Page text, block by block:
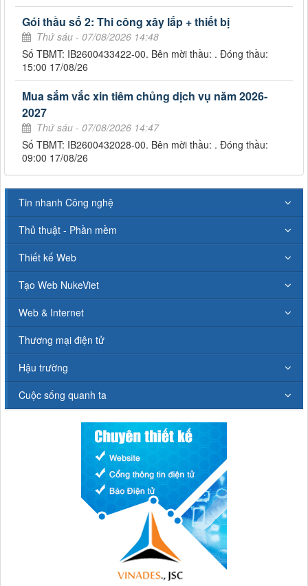
Gói thầu số 2: Thi công xây lắp + thiết bị
Thứ sáu - 07/08/2026 14:48
Số TBMT: IB2600433422-00. Bên mời thầu: . Đóng thầu:
15:00 17/08/26
Mua sắm vắc xin tiêm chủng dịch vụ năm 2026-
2027
Thứ sáu - 07/08/2026 14:47
Số TBMT: IB2600432028-00. Bên mời thầu: . Đóng thầu:
09:00 17/08/26
Tin nhanh Công nghệ
Thủ thuật - Phần mềm
Thiết kế Web
Tạo Web NukeViet
Web & Internet
Thương mại điện tử
Hậu trường
Cuộc sống quanh ta